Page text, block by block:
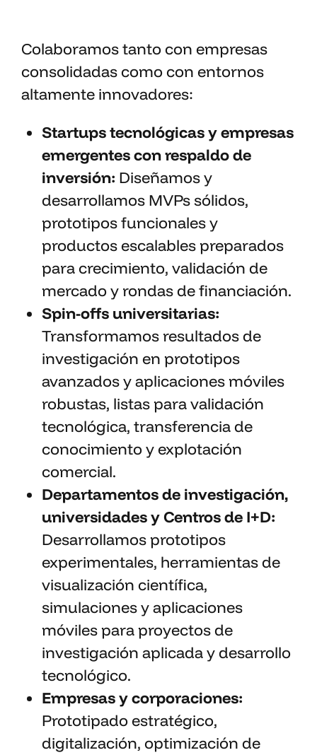
Colaboramos tanto con empresas
consolidadas como con entornos
altamente innovadores:
Startups tecnológicas y empresas
emergentes con respaldo de
inversión: Diseñamos y
desarrollamos MVPs sólidos,
prototipos funcionales y
productos escalables preparados
para crecimiento, validación de
mercado y rondas de financiación.
Spin-offs universitarias:
Transformamos resultados de
investigación en prototipos
avanzados y aplicaciones móviles
robustas, listas para validación
tecnológica, transferencia de
conocimiento y explotación
comercial.
Departamentos de investigación,
universidades y Centros de I+D:
Desarrollamos prototipos
experimentales, herramientas de
visualización científica,
simulaciones y aplicaciones
móviles para proyectos de
investigación aplicada y desarrollo
tecnológico.
Empresas y corporaciones:
Prototipado estratégico,
digitalización, optimización de